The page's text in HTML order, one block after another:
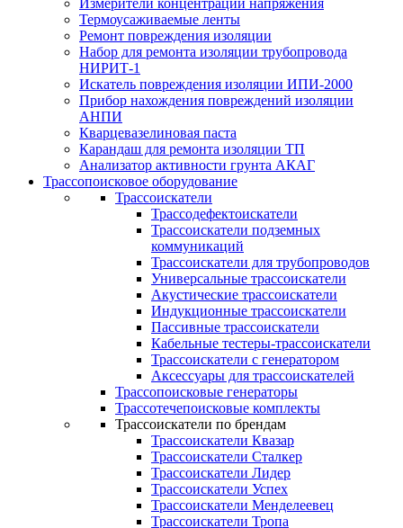
Измерители концентрации напряжения
Термоусаживаемые ленты
Ремонт повреждения изоляции
Набор для ремонта изоляции трубопровода
НИРИТ-1
Искатель повреждения изоляции ИПИ-2000
Прибор нахождения повреждений изоляции
АНПИ
Кварцевазелиновая паста
Карандаш для ремонта изоляции ТП
Анализатор активности грунта АКАГ
Трассопоисковое оборудование
Трассоискатели
Трассодефектоискатели
Трассоискатели подземных
коммуникаций
Трассоискатели для трубопроводов
Универсальные трассоискатели
Акустические трассоискатели
Индукционные трассоискатели
Пассивные трассоискатели
Кабельные тестеры-трассоискатели
Трассоискатели с генератором
Аксессуары для трассоискателей
Трассопоисковые генераторы
Трассотечепоисковые комплекты
Трассоискатели по брендам
Трассоискатели Квазар
Трассоискатели Сталкер
Трассоискатели Лидер
Трассоискатели Успех
Трассоискатели Менделеевец
Трассоискатели Тропа